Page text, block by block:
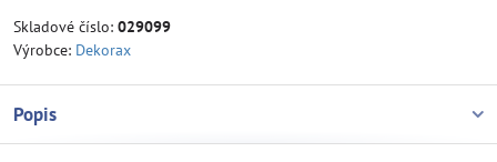
Skladové číslo: 029099
Výrobce: Dekorax
Popis